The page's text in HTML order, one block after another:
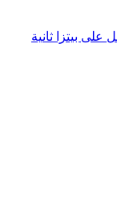
بيتزا ثانية